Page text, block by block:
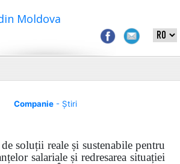
Moldova
Companie- Știri
soluții reale și sustenabile pentru
salariale și redresarea situației